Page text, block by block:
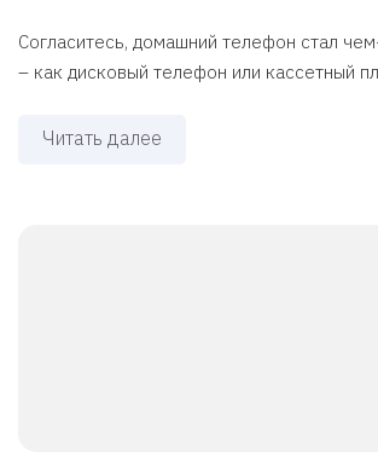
Согласитесь, домашний телефон стал
– как дисковый телефон или кассетный
Читать далее